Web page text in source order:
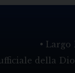
• Largo
della